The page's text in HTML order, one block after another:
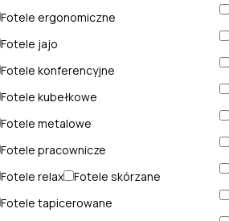
Fotele ergonomiczne
Fotele jajo
Fotele konferencyjne
Fotele kubełkowe
Fotele metalowe
Fotele pracownicze
Fotele relax
Fotele skórzane
Fotele tapicerowane